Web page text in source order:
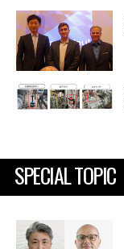
SPECIAL TOPIC